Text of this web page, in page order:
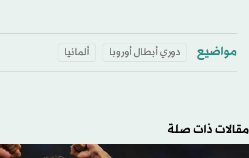
مواضيع دوري أبطال أوروبا ألمانيا
مقالات ذات صلة